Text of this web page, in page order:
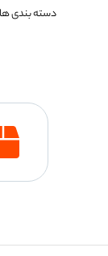
دسته بندی